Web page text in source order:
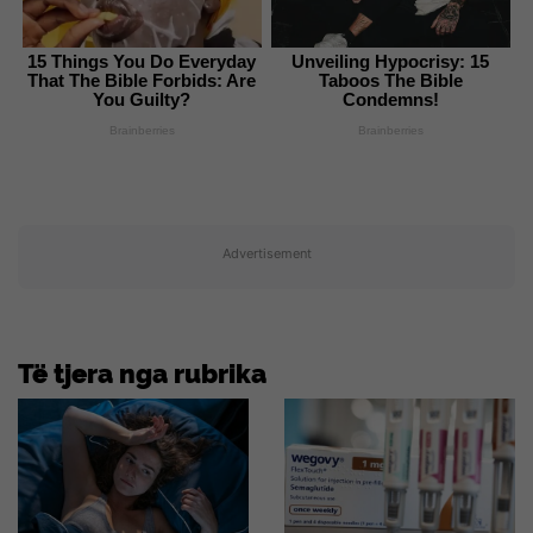
15 Things You Do Everyday
That The Bible Forbids: Are
You Guilty?
Brainberries
Unveiling Hypocrisy: 15
Taboos The Bible
Condemns!
Brainberries
Advertisement
Të tjera nga rubrika